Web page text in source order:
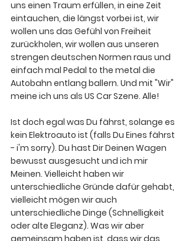
uns einen Traum erfüllen, in eine Zeit
eintauchen, die längst vorbei ist, wir
wollen uns das Gefühl von Freiheit
zurückholen, wir wollen aus unseren
strengen deutschen Normen raus und
einfach mal Pedal to the metal die
Autobahn entlang ballern. Und mit "Wir"
meine ich uns als US Car Szene. Alle!
Ist doch egal was Du fährst, solange es
kein Elektroauto ist (falls Du Eines fährst
- i'm sorry). Du hast Dir Deinen Wagen
bewusst ausgesucht und ich mir
Meinen. Vielleicht haben wir
unterschiedliche Gründe dafür gehabt,
vielleicht mögen wir auch
unterschiedliche Dinge (Schnelligkeit
oder alte Eleganz). Was wir aber